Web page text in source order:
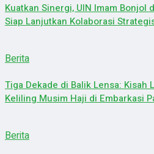
Kuatkan Sinergi, UIN Imam Bonjol
Siap Lanjutkan Kolaborasi
Berita
Tiga Dekade di Balik Lensa: Kisah
Keliling Musim Haji di Embarkasi
Berita